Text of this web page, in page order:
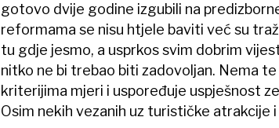
gotovo dvije godine izgubili na
reformama se nisu htjele baviti već su
tu gdje jesmo, a usprkos svim dobrim
nitko ne bi trebao biti zadovoljan. Nema
kriterijima mjeri i uspoređuje uspješnost
Osim nekih vezanih uz turističke atrakcije i